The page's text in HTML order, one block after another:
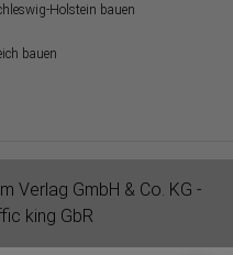
Holstein bauen
bauen
Verlag GmbH & Co. KG -
king GbR